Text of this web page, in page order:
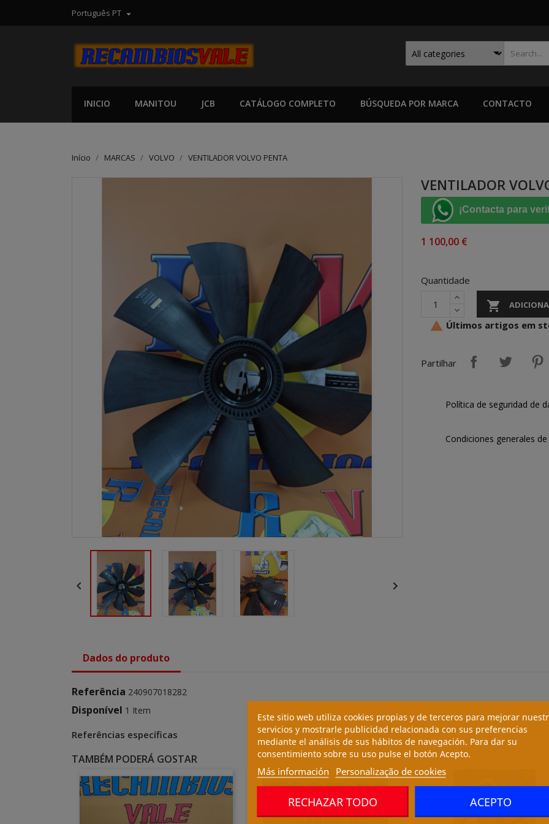
Português PT 
INICIO MANITOU JCB CATÁLOGO COMPLETO BÚSQUEDA POR MARCA CONTACTO
Início MARCAS VOLVO VENTILADOR VOLVO PENTA
 
VENTILADOR
¡Contacta para
1 100,00 €
Quantidade

 Últimos artigos em
Partilhar
Política de seguridad de
Condiciones generales
Dados do produto
Referência 240907018282
Disponível 1 Item
Referências específicas
TAMBÉM PODERÁ GOSTAR
Este sitio web utiliza cookies propias y de terceros para mejorar
servicios y mostrarle publicidad relacionada con sus preferencias
mediante el análisis de sus hábitos de navegación. Para dar su
consentimiento sobre su uso pulse el botón Acepto.
Más información Personalização de cookies
RECHAZAR TODO ACEPTO